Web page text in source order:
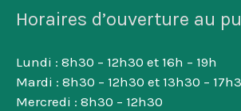
Horaires d’ouverture au
Lundi : 8h30 – 12h30 et 16h – 19h
Mardi : 8h30 – 12h30 et 13h30 –
Mercredi : 8h30 – 12h30